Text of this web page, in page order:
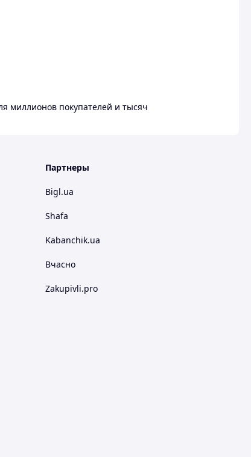
миллионов покупателей и тысяч
Партнеры
Bigl.ua
Shafa
Kabanchik.ua
Вчасно
Zakupivli.pro